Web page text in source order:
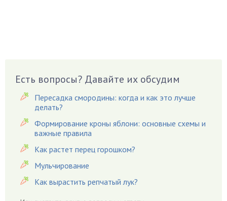
Вредители
Гардения
Гацания
Гвоздики
Георгины
Герань
Гиацинт
Гибискус
Есть вопросы? Давайте их обсудим
Пересадка смородины: когда и как это лучше
делать?
Формирование кроны яблони: основные схемы и
важные правила
Как растет перец горошком?
Мульчирование
Как вырастить репчатый лук?